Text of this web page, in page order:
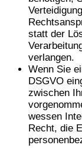
statt der
verlangen.
Wenn Sie
DSGVO
zwischen
wessen
Recht, die